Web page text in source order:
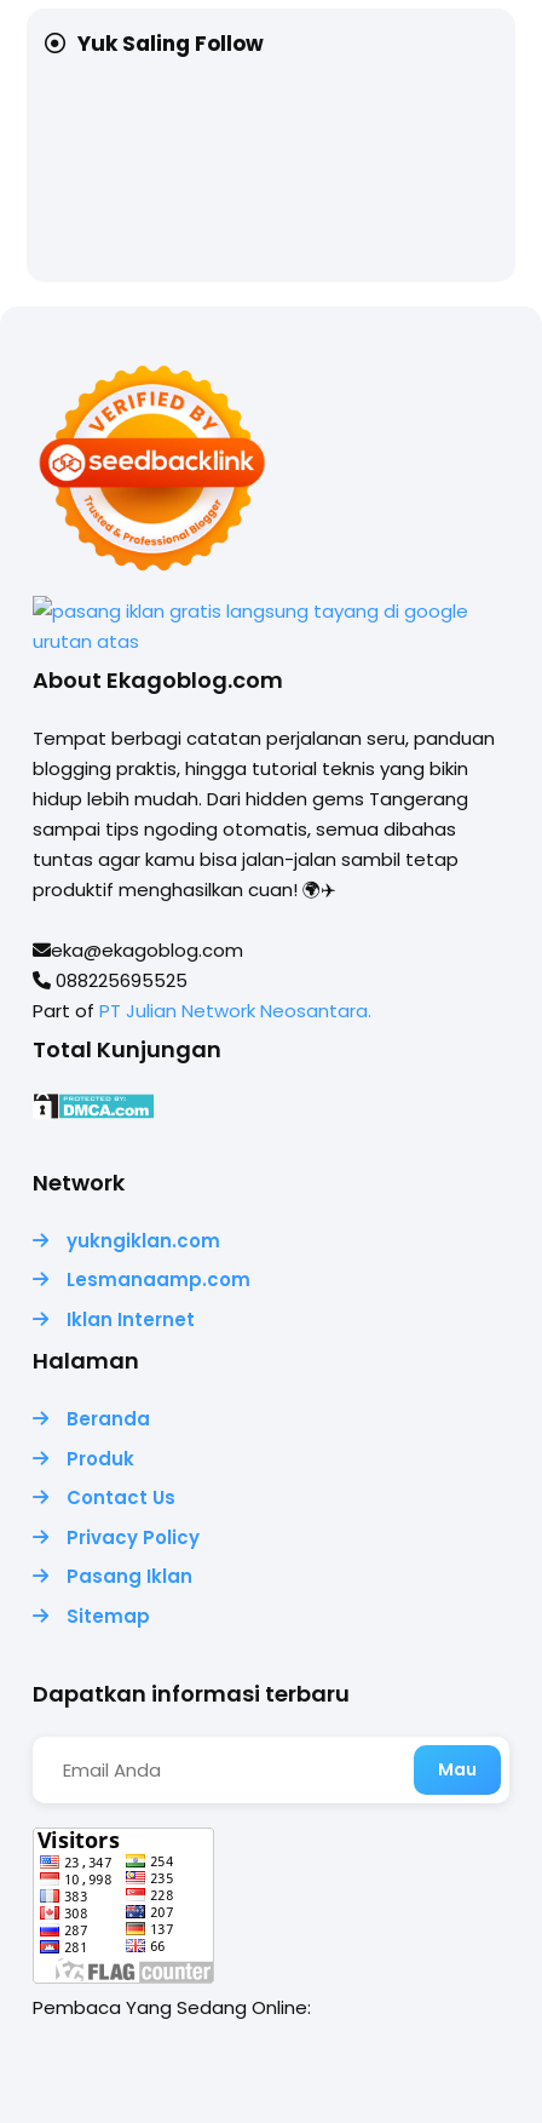
Yuk Saling Follow
About Ekagoblog.com
Tempat berbagi catatan perjalanan seru, panduan
blogging praktis, hingga tutorial teknis yang bikin
hidup lebih mudah. Dari hidden gems Tangerang
sampai tips ngoding otomatis, semua dibahas
tuntas agar kamu bisa jalan-jalan sambil tetap
produktif menghasilkan cuan! 🌍✈️
eka@ekagoblog.com
088225695525
Part of PT Julian Network Neosantara.
Total Kunjungan
Network
yukngiklan.com
Lesmanaamp.com
Iklan Internet
Halaman
Beranda
Produk
Contact Us
Privacy Policy
Pasang Iklan
Sitemap
Dapatkan informasi terbaru
Pembaca Yang Sedang Online: